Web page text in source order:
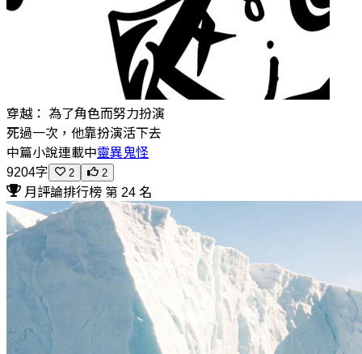
穿越： 為了角色而努力扮演
死過一次，他靠扮演活下去
中篇小說連載中靈異鬼怪
9204字
2 2
月評論排行榜 第 24 名